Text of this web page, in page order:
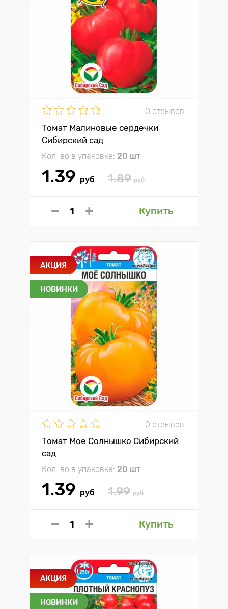
0 отзывов
Томат Малиновые сердечки
Сибирский сад
Кол-во в упаковке: 20 шт
1.39 руб 1.89 руб
Купить
АКЦИЯ
НОВИНКИ
0 отзывов
Томат Мое Солнышко Сибирский
сад
Кол-во в упаковке: 20 шт
1.39 руб 1.99 руб
Купить
АКЦИЯ
НОВИНКИ